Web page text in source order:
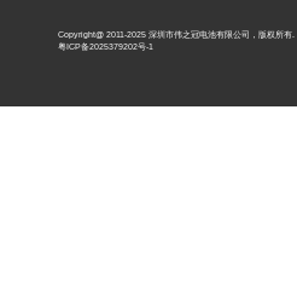
心
Copyright@ 2011-2025 深圳市伟之冠电池有限公司，版权所有.
粤ICP备2025379202号-1